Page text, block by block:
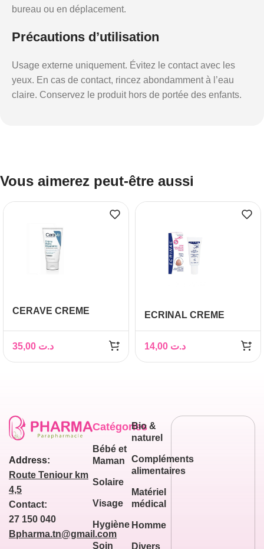
bureau ou en déplacement.
Précautions d’utilisation
Usage externe uniquement. Évitez le contact avec les
yeux. En cas de contact, rincez abondamment à l’eau
claire. Conservez le produit hors de portée des enfants.
Vous aimerez peut-être aussi
CERAVE CREME
د.ت
ECRINAL CREME
د.ت
Address:
Route Teniour km
4,5
Contact:
27 150 040
Bpharma.tn@gmail.com
Catégories
Bébé et
Maman
Solaire
Visage
Hygiène
Soin
Bio &
naturel
Compléments
alimentaires
Matériel
médical
Homme
Divers